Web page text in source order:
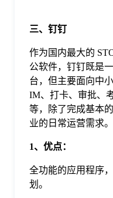
三、钉钉
作为国内最大的
公软件，钉钉既是
台，但主要面向中
IM、打卡、审批、
等，除了完成基本
业的日常运营需求。
1、优点：
全功能的应用程序
划。